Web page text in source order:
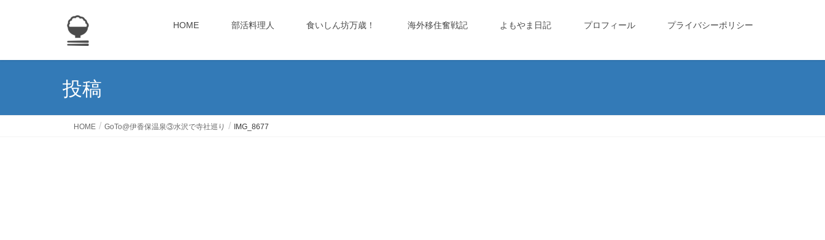
HOME 部活料理人 食いしん坊万歳！ 海外移住奮戦記 よもやま日記 プロフィール プライバシーポリシー
投稿
HOME GoTo@伊香保温泉③水沢で寺社巡り IMG_8677